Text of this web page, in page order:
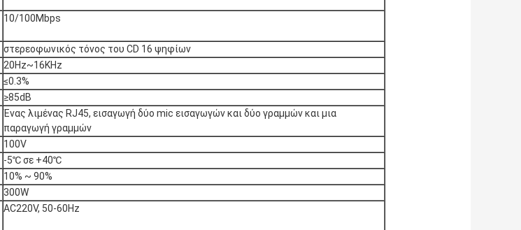
10/100Mbps
στερεοφωνικός τόνος του CD 16 ψηφίων
20Hz~16KHz
≤0.3%
≥85dB
Ένας λιμένας RJ45, εισαγωγή δύο mic εισαγωγών και δύο γραμμών και μια
παραγωγή γραμμών
100V
-5℃ σε +40℃
10% ~ 90%
300W
AC220V, 50-60Hz